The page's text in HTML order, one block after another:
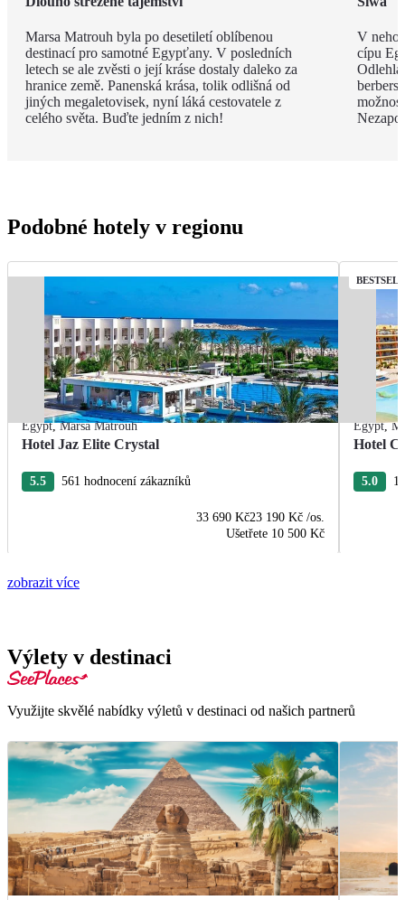
Marsa Matrouh byla po desetiletí oblíbenou
destinací pro samotné Egypťany. V posledních
letech se ale zvěsti o její kráse dostaly daleko za
hranice země. Panenská krása, tolik odlišná od
jiných megaletovisek, nyní láká cestovatele z
celého světa. Buďte jedním z nich!
V
cípu
Odlehlá
Podobné hotely v regionu
Egypt,Marsa Matrouh
Hotel Jaz Elite Crystal
5.5 561 hodnocení zákazníků
33 690 Kč23 190 Kč /os.
Ušetřete 10 500 Kč
Egypt,
Hotel
5.0
zobrazit více
Výlety v destinaci
Využijte skvělé nabídky výletů v destinaci od našich partnerů